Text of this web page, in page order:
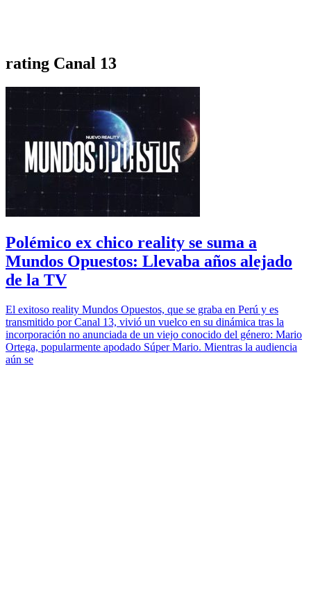
rating Canal 13
Polémico ex chico reality se suma a
Mundos Opuestos: Llevaba años alejado
de la TV
El exitoso reality Mundos Opuestos, que se graba en Perú y es
transmitido por Canal 13, vivió un vuelco en su dinámica tras la
incorporación no anunciada de un viejo conocido del género: Mario
Ortega, popularmente apodado Súper Mario. Mientras la audiencia
aún se